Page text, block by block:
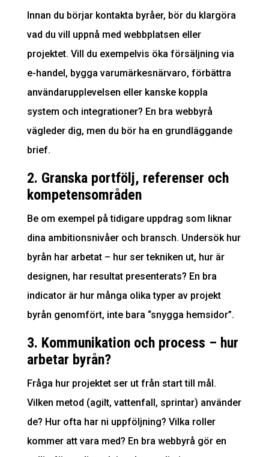
Innan du börjar kontakta byråer, bör du klargöra
vad du vill uppnå med webbplatsen eller
projektet. Vill du exempelvis öka försäljning via
e-handel, bygga varumärkesnärvaro, förbättra
användarupplevelsen eller kanske koppla
system och integrationer? En bra webbyrå
vägleder dig, men du bör ha en grundläggande
brief.
2. Granska portfölj, referenser och
kompetensområden
Be om exempel på tidigare uppdrag som liknar
dina ambitionsnivåer och bransch. Undersök hur
byrån har arbetat – hur ser tekniken ut, hur är
designen, har resultat presenterats? En bra
indicator är hur många olika typer av projekt
byrån genomfört, inte bara “snygga hemsidor”.
3. Kommunikation och process – hur
arbetar byrån?
Fråga hur projektet ser ut från start till mål.
Vilken metod (agilt, vattenfall, sprintar) använder
de? Hur ofta har ni uppföljning? Vilka roller
kommer att vara med? En bra webbyrå gör en